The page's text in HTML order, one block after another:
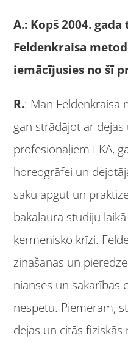
A.: Kopš 2004.
Feldenkraisa
iemācījusies no šī
R.: Man Feldenkraisa
gan strādājot ar
profesionāļiem LKA,
horeogrāfei un
sāku apgūt un
bakalaura studiju
ķermenisko krīzi.
zināšanas un
nianses un sakarības
nespētu. Piemēram,
dejas un citās